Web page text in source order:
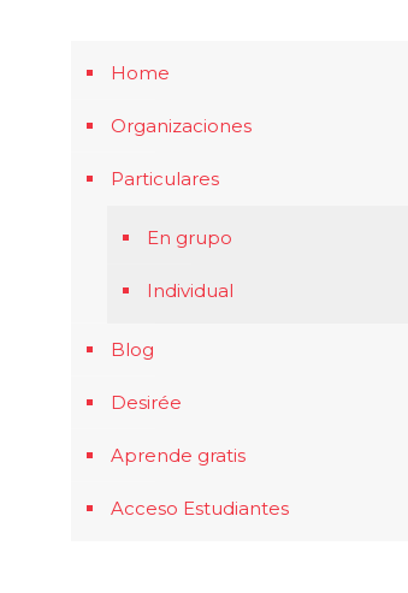
Home
Organizaciones
Particulares
En grupo
Individual
Blog
Desirée
Aprende gratis
Acceso Estudiantes